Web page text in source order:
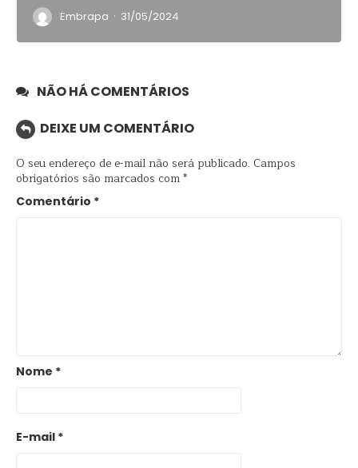
Embrapa · 31/05/2024
NÃO HÁ COMENTÁRIOS
DEIXE UM COMENTÁRIO
O seu endereço de e-mail não será publicado. Campos
obrigatórios são marcados com*
Comentário *
Nome *
E-mail *